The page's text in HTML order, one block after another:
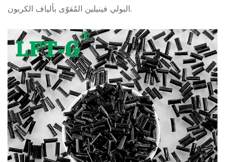
البولي فينيلين المُقوّى بألياف الكربون.